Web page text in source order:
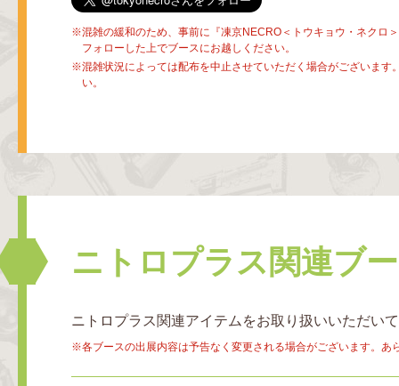
混雑の緩和のため、事前に『凍京NECRO＜トウキョウ・ネクロ
フォローした上でブースにお越しください。
混雑状況によっては配布を中止させていただく場合がございます
い。
ニトロプラス関連ブ
ニトロプラス関連アイテムをお取り扱いいただい
各ブースの出展内容は予告なく変更される場合がございます。あ